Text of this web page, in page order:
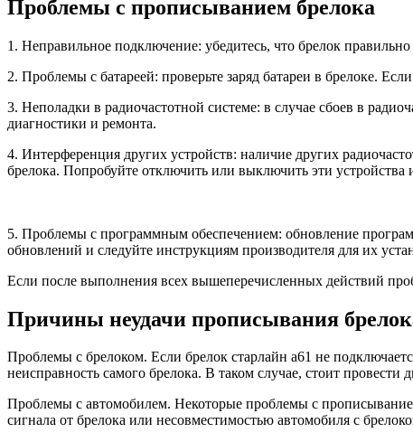
Проблемы с прописыванием брелока
1. Неправильное подключение: убедитесь, что брелок
2. Проблемы с батареей: проверьте заряд батареи в брелоке.
3. Неполадки в радиочастотной системе: в случае сбоев в
диагностики и ремонта.
4. Интерференция других устройств: наличие других
брелока. Попробуйте отключить или выключить эти
5. Проблемы с программным обеспечением: обновление
обновлений и следуйте инструкциям производителя для их
Если после выполнения всех вышеперечисленных действий
Причины неудачи прописывания
Проблемы с брелоком. Если брелок старлайн а61 не
неисправность самого брелока. В таком случае, стоит
Проблемы с автомобилем. Некоторые проблемы с
сигнала от брелока или несовместимостью автомобиля с